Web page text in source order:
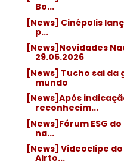
Bo...
[News] Cinépolis
p...
[News]Novidades
29.05.2026
[News] Tucho sai
mundo
[News]Após
reconhecim...
[News]Fórum ESG
na...
[News] Videoclipe
Airto...